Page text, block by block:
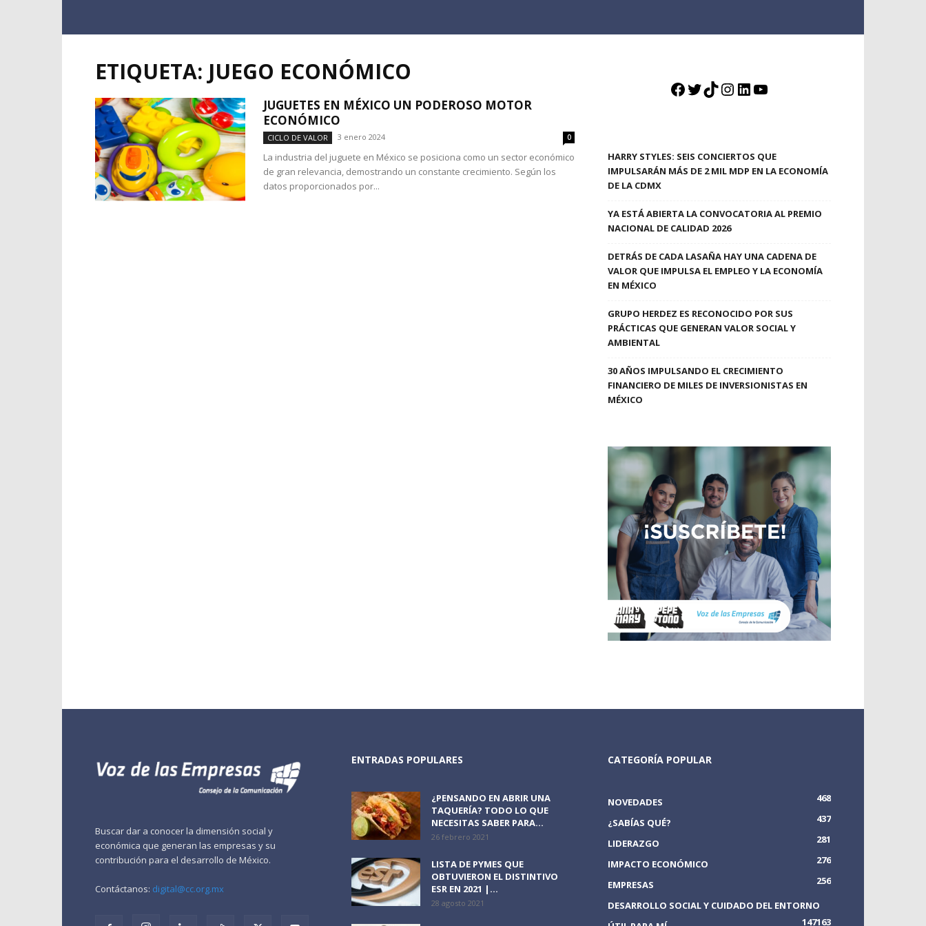
ETIQUETA: JUEGO ECONÓMICO
JUGUETES EN MÉXICO UN PODEROSO MOTOR
ECONÓMICO
CICLO DE VALOR 3 enero 2024 0
La industria del juguete en México se posiciona como un sector económico
de gran relevancia, demostrando un constante crecimiento. Según los
datos proporcionados por...
Facebook
Twitter
TikTok
Instagram
LinkedIn
YouTube
HARRY STYLES: SEIS CONCIERTOS QUE
IMPULSARÁN MÁS DE 2 MIL MDP EN LA ECONOMÍA
DE LA CDMX
YA ESTÁ ABIERTA LA CONVOCATORIA AL PREMIO
NACIONAL DE CALIDAD 2026
DETRÁS DE CADA LASAÑA HAY UNA CADENA DE
VALOR QUE IMPULSA EL EMPLEO Y LA ECONOMÍA
EN MÉXICO
GRUPO HERDEZ ES RECONOCIDO POR SUS
PRÁCTICAS QUE GENERAN VALOR SOCIAL Y
AMBIENTAL
30 AÑOS IMPULSANDO EL CRECIMIENTO
FINANCIERO DE MILES DE INVERSIONISTAS EN
MÉXICO
Buscar dar a conocer la dimensión social y
económica que generan las empresas y su
contribución para el desarrollo de México.
Contáctanos: digital@cc.org.mx
ENTRADAS POPULARES
¿PENSANDO EN ABRIR UNA
TAQUERÍA? TODO LO QUE
NECESITAS SABER PARA...
26 febrero 2021
LISTA DE PYMES QUE
OBTUVIERON EL DISTINTIVO
ESR EN 2021 |...
28 agosto 2021
CATEGORÍA POPULAR
NOVEDADES
468
¿SABÍAS QUÉ?
437
LIDERAZGO
281
IMPACTO ECONÓMICO
276
EMPRESAS
256
DESARROLLO SOCIAL Y CUIDADO DEL ENTORNO
163
147